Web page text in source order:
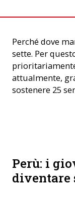
Perché dove
sette. Per
attualmente,
sostenere 25
Perù: i
diventare